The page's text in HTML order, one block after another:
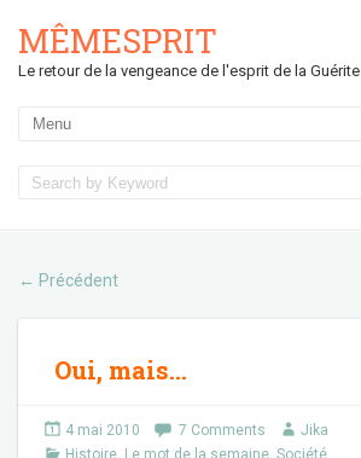
MÊMESPRIT
Le retour de la vengeance de l'esprit de la Guérite
← Précédent
Oui, mais…
4 mai 2010 7 Comments
Jika
Histoire, Le mot de la semaine, Société